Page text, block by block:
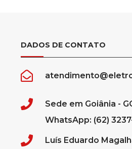
DADOS DE CONTATO
Sede em Goiânia -
WhatsApp: (62)
Luís Eduardo